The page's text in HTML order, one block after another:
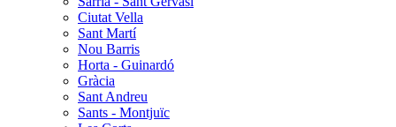
Ciutat Vella
Sant Martí
Nou Barris
Horta - Guinardó
Gràcia
Sant Andreu
Sants - Montjuïc